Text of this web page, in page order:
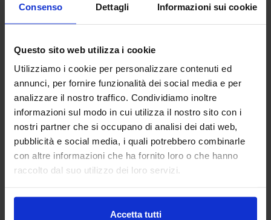
Consenso Dettagli Informazioni sui cookie
Questo sito web utilizza i cookie
Utilizziamo i cookie per personalizzare contenuti ed
annunci, per fornire funzionalità dei social media e per
analizzare il nostro traffico. Condividiamo inoltre
informazioni sul modo in cui utilizza il nostro sito con i
nostri partner che si occupano di analisi dei dati web,
pubblicità e social media, i quali potrebbero combinarle
con altre informazioni che ha fornito loro o che hanno
raccolto dal suo utilizzo dei loro servizi.
Accetta tutti
ALPHACAM è il CAD-CAM distribuito da Licom Systems . E'
macchine utensili siano essi centri di lavoro, pantografi,
Padiglione: Pad. 16Stand: E43
Aggiungi ai preferiti
Vai alla scheda